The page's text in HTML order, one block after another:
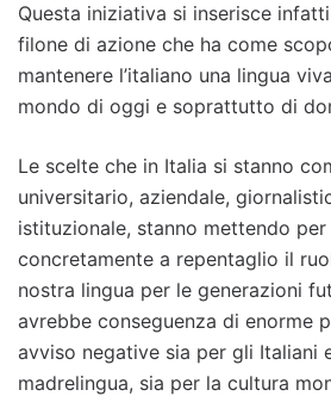
Questa iniziativa si inserisce
filone di azione che ha come
mantenere l’italiano una lingua
mondo di oggi e soprattutto di
Le scelte che in Italia si stanno
universitario, aziendale,
istituzionale, stanno mettendo
concretamente a repentaglio il
nostra lingua per le generazioni
avrebbe conseguenza di enorme
avviso negative sia per gli Italiani
madrelingua, sia per la cultura